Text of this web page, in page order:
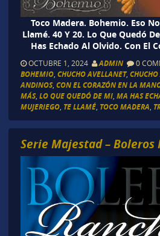
Toco Madera. Bohemio. Eso
Llamé. 40 Y 20. Lo Que Quedó
Has Echado Al Olvido. Con El
OCTUBRE 1, 2024 ADMIN 0
BOHEMIO, CHUCHO AVELLANET,
ANDINOS, CON EL CORAZÓN EN LA
MÁS, LO QUE QUEDÓ DE MI, MA HAS
MUJERIEGO, TE LLAMÉ, TOCO MADERA
Serie Majestad – Boleros